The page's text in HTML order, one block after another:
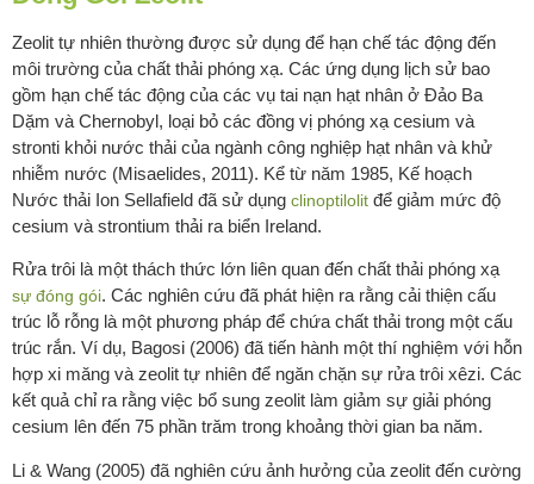
Zeolit tự nhiên thường được sử dụng để hạn chế tác động đến
môi trường của chất thải phóng xạ. Các ứng dụng lịch sử bao
gồm hạn chế tác động của các vụ tai nạn hạt nhân ở Đảo Ba
Dặm và Chernobyl, loại bỏ các đồng vị phóng xạ cesium và
stronti khỏi nước thải của ngành công nghiệp hạt nhân và khử
nhiễm nước (Misaelides, 2011). Kể từ năm 1985, Kế hoạch
Nước thải Ion Sellafield đã sử dụng clinoptilolit để giảm mức độ
cesium và strontium thải ra biển Ireland.
Rửa trôi là một thách thức lớn liên quan đến chất thải phóng xạ
sự đóng gói. Các nghiên cứu đã phát hiện ra rằng cải thiện cấu
trúc lỗ rỗng là một phương pháp để chứa chất thải trong một cấu
trúc rắn. Ví dụ, Bagosi (2006) đã tiến hành một thí nghiệm với hỗn
hợp xi măng và zeolit tự nhiên để ngăn chặn sự rửa trôi xêzi. Các
kết quả chỉ ra rằng việc bổ sung zeolit làm giảm sự giải phóng
cesium lên đến 75 phần trăm trong khoảng thời gian ba năm.
Li & Wang (2005) đã nghiên cứu ảnh hưởng của zeolit đến cường